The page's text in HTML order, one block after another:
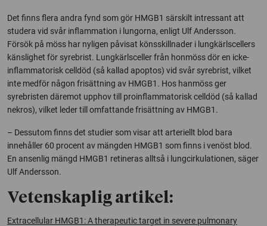
Det finns flera andra fynd som gör HMGB1 särskilt intressant att
studera vid svår inflammation i lungorna, enligt Ulf Andersson.
Försök på möss har nyligen påvisat könsskillnader i lungkärlscellers
känslighet för syrebrist. Lungkärlsceller från honmöss dör en icke-
inflammatorisk celldöd (så kallad apoptos) vid svår syrebrist, vilket
inte medför någon frisättning av HMGB1. Hos hanmöss ger
syrebristen däremot upphov till proinflammatorisk celldöd (så kallad
nekros), vilket leder till omfattande frisättning av HMGB1.
– Dessutom finns det studier som visar att arteriellt blod bara
innehåller 60 procent av mängden HMGB1 som finns i venöst blod.
En ansenlig mängd HMGB1 retineras alltså i lungcirkulationen, säger
Ulf Andersson.
Vetenskaplig artikel:
Extracellular HMGB1: A therapeutic target in severe pulmonary